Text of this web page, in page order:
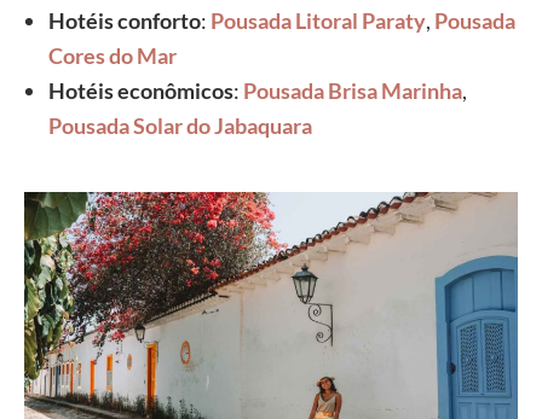
Hotéis conforto: Pousada Litoral Paraty, Pousada
Cores do Mar
Hotéis econômicos: Pousada Brisa Marinha,
Pousada Solar do Jabaquara